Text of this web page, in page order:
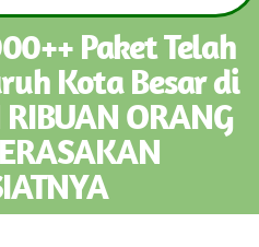
Paket Telah
Kota Besar di
ORANG